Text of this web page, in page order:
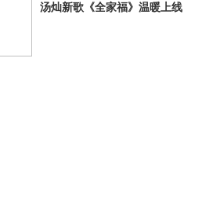
汤灿新歌《全家福》温暖上线